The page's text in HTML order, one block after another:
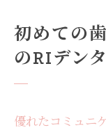
初めての
のRIデン
優れたコミュニ